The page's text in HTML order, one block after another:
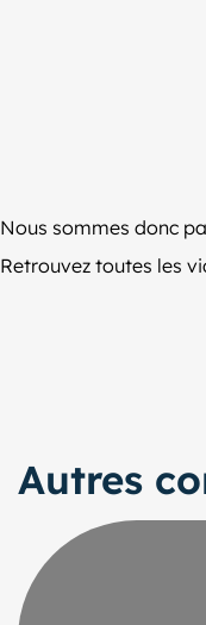
Nous sommes donc
Retrouvez toutes les
Autres